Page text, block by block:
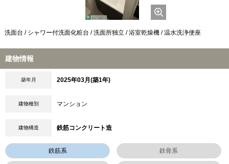
洗面台 / シャワー付洗面化粧台 / 洗面所独立 / 浴室乾燥機 / 温水洗浄便座
建物情報
築年月 2025年03月(築1年)
建物種別 マンション
建物構造 鉄筋コンクリート造
鉄筋系 鉄骨系